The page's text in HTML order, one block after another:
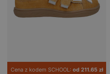
Cena z kodem SCHOOL: od 211.65 zł